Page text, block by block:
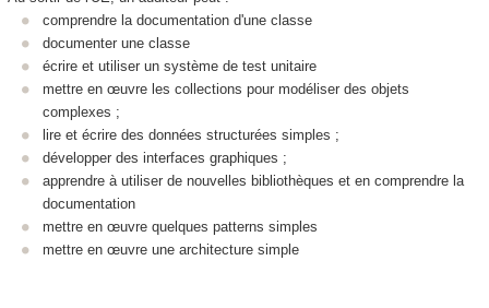
comprendre la documentation d'une classe
documenter une classe
écrire et utiliser un système de test unitaire
mettre en œuvre les collections pour modéliser des objets
complexes ;
lire et écrire des données structurées simples ;
développer des interfaces graphiques ;
apprendre à utiliser de nouvelles bibliothèques et en comprendre la
documentation
mettre en œuvre quelques patterns simples
mettre en œuvre une architecture simple